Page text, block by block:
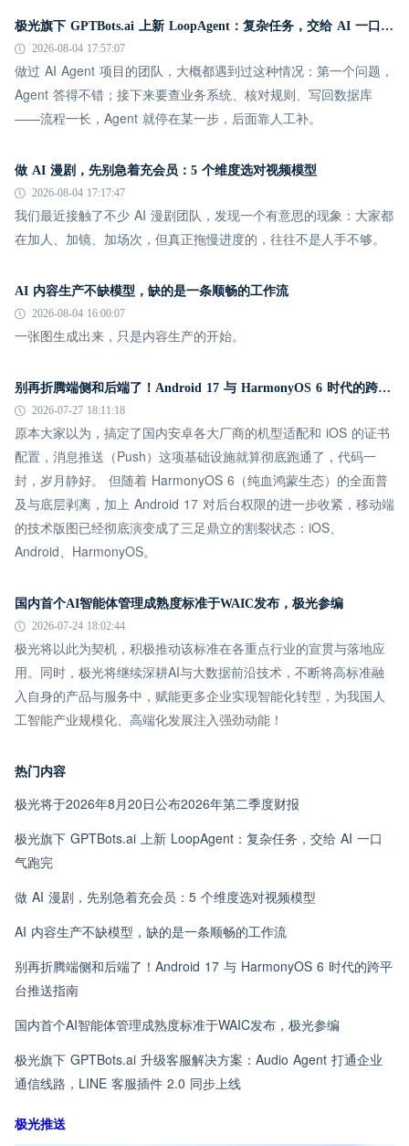
极光旗下 GPTBots.ai 上新 LoopAgent：复杂任务，交给 AI 一口气跑完
2026-08-04 17:57:07
做过 AI Agent 项目的团队，大概都遇到过这种情况：第一个问题，
Agent 答得不错；接下来要查业务系统、核对规则、写回数据库
——流程一长，Agent 就停在某一步，后面靠人工补。
做 AI 漫剧，先别急着充会员：5 个维度选对视频模型
2026-08-04 17:17:47
我们最近接触了不少 AI 漫剧团队，发现一个有意思的现象：大家都
在加人、加镜、加场次，但真正拖慢进度的，往往不是人手不够。
AI 内容生产不缺模型，缺的是一条顺畅的工作流
2026-08-04 16:00:07
一张图生成出来，只是内容生产的开始。
别再折腾端侧和后端了！Android 17 与 HarmonyOS 6 时代的跨平台推送指南
2026-07-27 18:11:18
原本大家以为，搞定了国内安卓各大厂商的机型适配和 iOS 的证书
配置，消息推送（Push）这项基础设施就算彻底跑通了，代码一
封，岁月静好。 但随着 HarmonyOS 6（纯血鸿蒙生态）的全面普
及与底层剥离，加上 Android 17 对后台权限的进一步收紧，移动端
的技术版图已经彻底演变成了三足鼎立的割裂状态：iOS、
Android、HarmonyOS。
国内首个AI智能体管理成熟度标准于WAIC发布，极光参编
2026-07-24 18:02:44
极光将以此为契机，积极推动该标准在各重点行业的宣贯与落地应
用。同时，极光将继续深耕AI与大数据前沿技术，不断将高标准融
入自身的产品与服务中，赋能更多企业实现智能化转型，为我国人
工智能产业规模化、高端化发展注入强劲动能！
热门内容
极光将于2026年8月20日公布2026年第二季度财报
极光旗下 GPTBots.ai 上新 LoopAgent：复杂任务，交给 AI 一口
气跑完
做 AI 漫剧，先别急着充会员：5 个维度选对视频模型
AI 内容生产不缺模型，缺的是一条顺畅的工作流
别再折腾端侧和后端了！Android 17 与 HarmonyOS 6 时代的跨平
台推送指南
国内首个AI智能体管理成熟度标准于WAIC发布，极光参编
极光旗下 GPTBots.ai 升级客服解决方案：Audio Agent 打通企业
通信线路，LINE 客服插件 2.0 同步上线
极光推送